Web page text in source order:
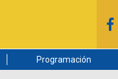
Programación